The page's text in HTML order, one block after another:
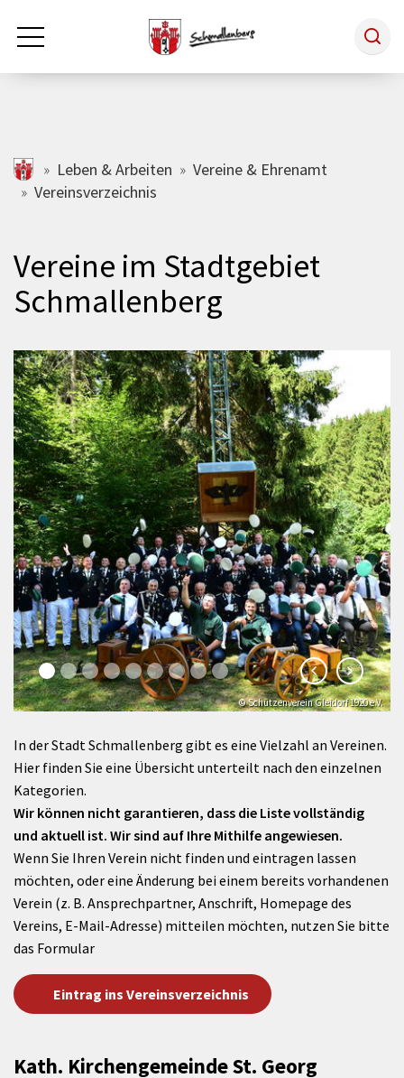
Zum Hauptinhalt springen
Rathaus & Politik
Tourismus
Wirtschaft
schmallenberg.de
Leben & Arbeiten
Vereine & Ehrenamt
Vereinsverzeichnis
Vereine im Stadtgebiet
Schmallenberg
© Schützenverein Gleidorf 1920 e.V.
In der Stadt Schmallenberg gibt es eine Vielzahl an Vereinen.
Hier finden Sie eine Übersicht unterteilt nach den einzelnen
Kategorien.
Wir können nicht garantieren, dass die Liste vollständig
und aktuell ist. Wir sind auf Ihre Mithilfe angewiesen.
Wenn Sie Ihren Verein nicht finden und eintragen lassen
möchten, oder eine Änderung bei einem bereits vorhandenen
Verein (z. B. Ansprechpartner, Anschrift, Homepage des
Vereins, E-Mail-Adresse) mitteilen möchten, nutzen Sie bitte
das Formular
Eintrag ins Vereinsverzeichnis
Kath. Kirchengemeinde St. Georg